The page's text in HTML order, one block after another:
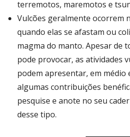
terremotos, maremotos e
Vulcões geralmente ocorrem
quando elas se afastam ou
magma do manto. Apesar de
pode provocar, as atividades
podem apresentar, em médio
algumas contribuições
pesquise e anote no seu
desse tipo.